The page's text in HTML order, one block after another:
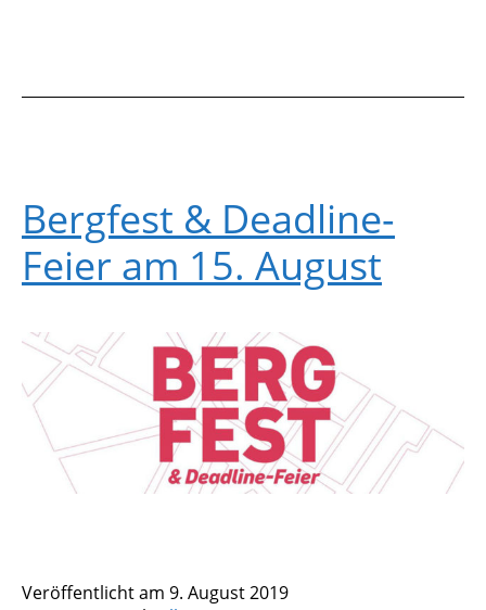
Bergfest & Deadline-
Feier am 15. August
Veröffentlicht am 9. August 2019